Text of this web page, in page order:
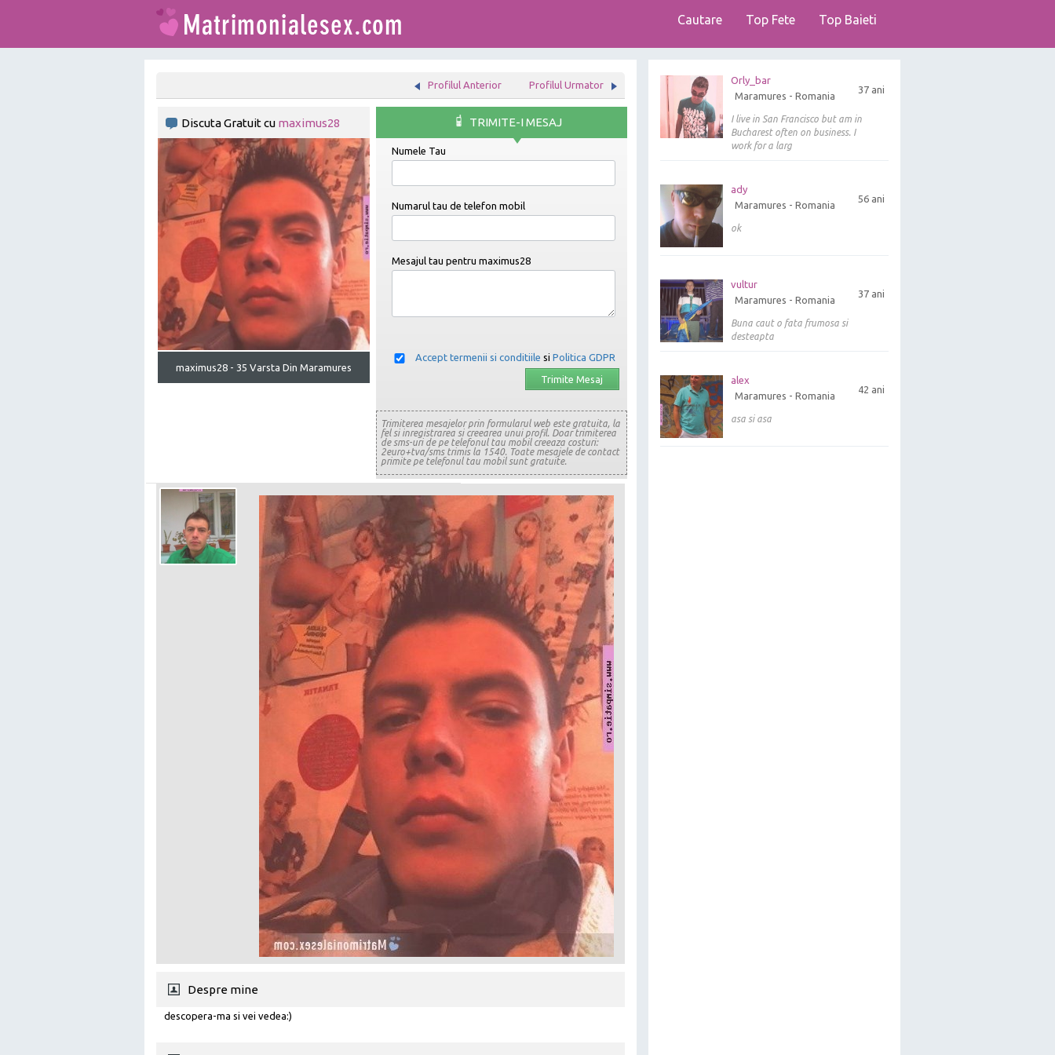
Cautare Top Fete Top Baieti
Profilul Urmator
Profilul Anterior
Discuta Gratuit cu maximus28
maximus28 - 35 Varsta Din Maramures
TRIMITE-I MESAJ
Numele Tau
Numarul tau de telefon mobil
Mesajul tau pentru maximus28
Accept termenii si conditiile si Politica GDPR
Trimiterea mesajelor prin formularul web este gratuita, la
fel si inregistrarea si creearea unui profil. Doar trimiterea
de sms-uri de pe telefonul tau mobil creeaza costuri:
2euro+tva/sms trimis la 1540. Toate mesajele de contact
primite pe telefonul tau mobil sunt gratuite.
Despre mine
descopera-ma si vei vedea:)
Orly_bar
37 ani
Maramures - Romania
I live in San Francisco but am in
Bucharest often on business. I
work for a larg
ady
56 ani
Maramures - Romania
ok
vultur
37 ani
Maramures - Romania
Buna caut o fata frumosa si
desteapta
alex
42 ani
Maramures - Romania
asa si asa